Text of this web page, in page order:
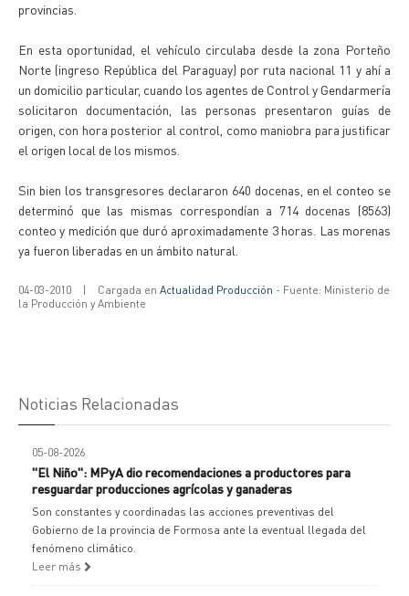
provincias.
En esta oportunidad, el vehículo circulaba desde la zona Porteño
Norte (ingreso República del Paraguay) por ruta nacional 11 y ahí a
un domicilio particular, cuando los agentes de Control y Gendarmería
solicitaron documentación, las personas presentaron guías de
origen, con hora posterior al control, como maniobra para justificar
el origen local de los mismos.
Sin bien los transgresores declararon 640 docenas, en el conteo se
determinó que las mismas correspondían a 714 docenas (8563)
conteo y medición que duró aproximadamente 3 horas. Las morenas
ya fueron liberadas en un ámbito natural.
04-03-2010 | Cargada en Actualidad Producción - Fuente: Ministerio de
la Producción y Ambiente
Noticias Relacionadas
05-08-2026
"El Niño": MPyA dio recomendaciones a productores para
resguardar producciones agrícolas y ganaderas
Son constantes y coordinadas las acciones preventivas del
Gobierno de la provincia de Formosa ante la eventual llegada del
fenómeno climático.
Leer más